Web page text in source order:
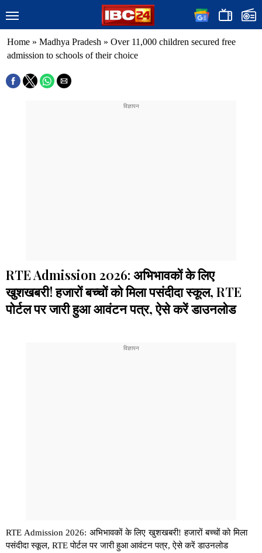
Home » Madhya Pradesh » Over 11,000 children secured free
admission to schools of their choice
RTE Admission 2026: अभिभावकों के लिए
खुशखबरी! हजारों बच्चों को मिला पसंदीदा स्कूल, RTE
पोर्टल पर जारी हुआ आवंटन पत्र, ऐसे करें डाउनलोड
RTE Admission 2026: अभिभावकों के लिए खुशखबरी! हजारों बच्चों को मिला
पसंदीदा स्कूल, RTE पोर्टल पर जारी हुआ आवंटन पत्र, ऐसे करें डाउनलोड